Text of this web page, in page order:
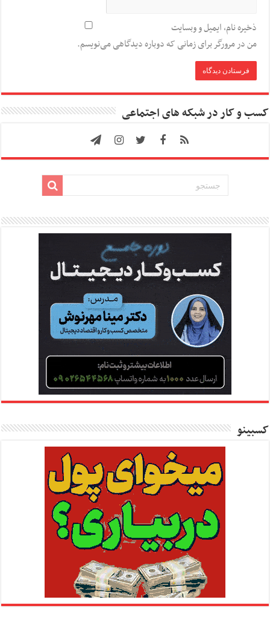
ذخیره نام، ایمیل و وبسایت
من در مرورگر برای زمانی که دوباره دیدگاهی می‌نویسم.
کسب و کار در شبکه های اجتماعی
کسبینو